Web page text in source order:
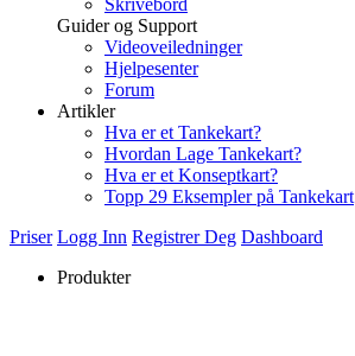
Guider og Support
Videoveiledninger
Hjelpesenter
Forum
Artikler
Hva er et Tankekart?
Hvordan Lage Tankekart?
Hva er et Konseptkart?
Topp 29 Eksempler på Tankekart
Priser Logg Inn Registrer Deg Dashboard
Produkter